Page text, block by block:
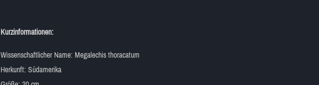
Kurzinformationen:
Wissenschaftlicher Name: Megalechis thoracatum
Herkunft: Südamerika